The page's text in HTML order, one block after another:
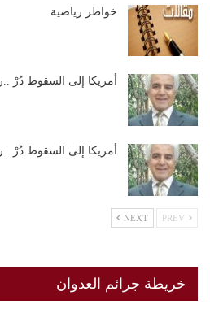
خواطر رياضية
أمريكا إلى السقوط دُرْ
أمريكا إلى السقوط دُرْ
NEXT
خريطة جرائم العدوان